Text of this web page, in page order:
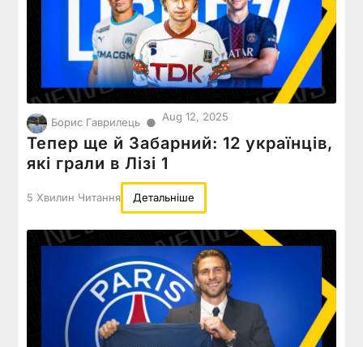
Борис Гаврилець ● Aug 12, 2025
Тепер ще й Забарний: 12 українців,
які грали в Лізі 1
5 Хвилин Читання Детальніше